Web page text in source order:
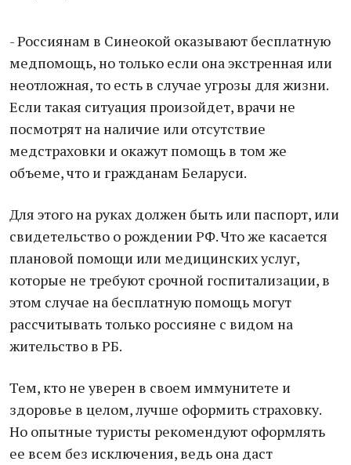
- Россиянам в Синеокой оказывают бесплатную
медпомощь, но только если она экстренная или
неотложная, то есть в случае угрозы для жизни.
Если такая ситуация произойдет, врачи не
посмотрят на наличие или отсутствие
медстраховки и окажут помощь в том же
объеме, что и гражданам Беларуси.
Для этого на руках должен быть или паспорт, или
свидетельство о рождении РФ. Что же касается
плановой помощи или медицинских услуг,
которые не требуют срочной госпитализации, в
этом случае на бесплатную помощь могут
рассчитывать только россияне с видом на
жительство в РБ.
Тем, кто не уверен в своем иммунитете и
здоровье в целом, лучше оформить страховку.
Но опытные туристы рекомендуют оформлять
ее всем без исключения, ведь она даст